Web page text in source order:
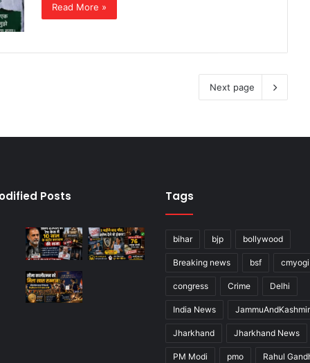
Read More »
Next page
Posts Tags
bihar bjp bollywood
Breaking news bsf cmyogi
congress Crime Delhi
India News JammuAndKashmir
Jharkhand Jharkhand News
PM Modi pmo Rahul